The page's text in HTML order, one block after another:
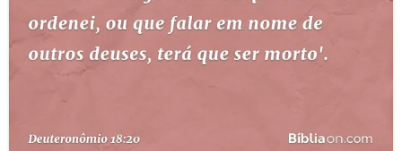
ESBOÇOS DE PREGAÇÃO
TEMAS
TERMO BÍBLICO JOGOS